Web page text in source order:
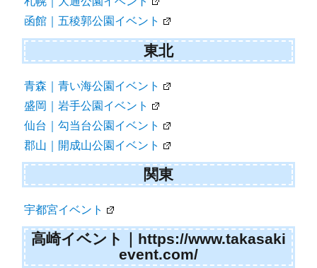
函館｜五稜郭公園イベント
東北
青森｜青い海公園イベント
盛岡｜岩手公園イベント
仙台｜勾当台公園イベント
郡山｜開成山公園イベント
関東
宇都宮イベント
高崎イベント｜https://www.takasaki
event.com/